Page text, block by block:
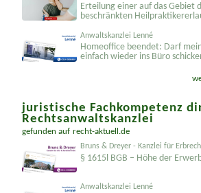
Erteilung einer auf das Gebiet
beschränkten
Anwaltskanzlei Lenné
Homeoffice beendet: Darf
einfach wieder ins Büro
juristische Fachkompetenz
Rechtsanwaltskanzlei
gefunden auf recht-aktuell.de
Bruns & Dreyer - Kanzlei für
§ 1615l BGB – Höhe der
Anwaltskanzlei Lenné